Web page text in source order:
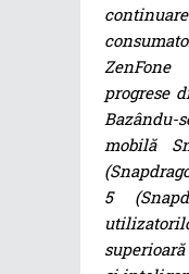
progrese
Bazându-
mobilă
5